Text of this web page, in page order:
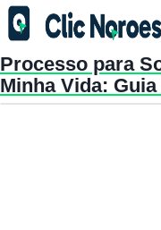
Processo para
Minha Vida: